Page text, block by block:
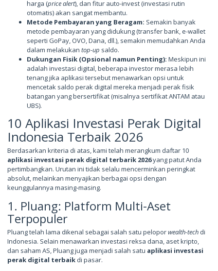
harga (price alert), dan fitur auto-invest (investasi rutin
otomatis) akan sangat membantu.
Metode Pembayaran yang Beragam: Semakin banyak
metode pembayaran yang didukung (transfer bank, e-wallet
seperti GoPay, OVO, Dana, dll.), semakin memudahkan Anda
dalam melakukan top-up saldo.
Dukungan Fisik (Opsional namun Penting): Meskipun ini
adalah investasi digital, beberapa investor merasa lebih
tenang jika aplikasi tersebut menawarkan opsi untuk
mencetak saldo perak digital mereka menjadi perak fisik
batangan yang bersertifikat (misalnya sertifikat ANTAM atau
UBS).
10 Aplikasi Investasi Perak Digital
Indonesia Terbaik 2026
Berdasarkan kriteria di atas, kami telah merangkum daftar 10
aplikasi investasi perak digital terbarik 2026yang patut Anda
pertimbangkan. Urutan ini tidak selalu mencerminkan peringkat
absolut, melainkan menyajikan berbagai opsi dengan
keunggulannya masing-masing.
1. Pluang: Platform Multi-Aset
Terpopuler
Pluang telah lama dikenal sebagai salah satu peloporwealth-techdi
Indonesia. Selain menawarkan investasi reksa dana, aset kripto,
dan saham AS, Pluang juga menjadi salah satu aplikasi investasi
perak digital terbaikdi pasar.